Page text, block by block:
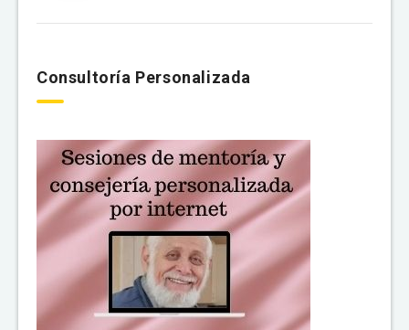
Consultoría Personalizada